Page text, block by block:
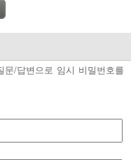
/답변으로 임시 비밀번호를